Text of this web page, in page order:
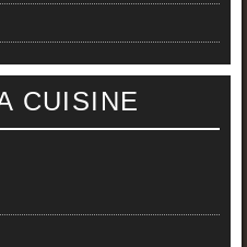
CUISINE